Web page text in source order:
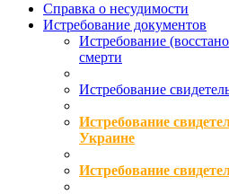
Справка о несудимости
Истребование документов
Истребование
смерти
Истребование
Истребование
Украине
Истребование